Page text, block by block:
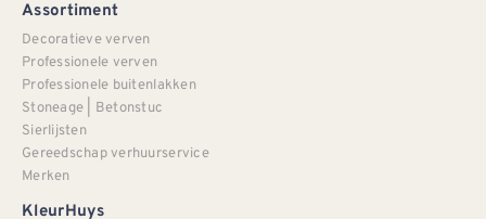
Assortiment
Decoratieve verven
Professionele verven
Professionele buitenlakken
Stoneage | Betonstuc
Sierlijsten
Gereedschap verhuurservice
Merken
KleurHuys